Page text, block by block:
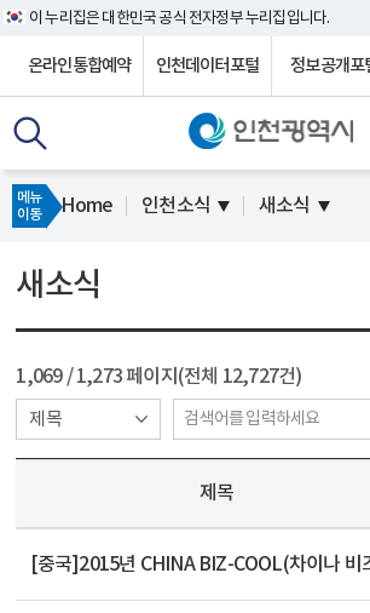
이 누리집은 대한민국 공식 전자정부 누리집입니다.
온라인통합예약 인천데이터포털 정보공개포
메뉴
이동
Home 인천소식 새소식
새소식
1,069/ 1,273 페이지(전체 12,727건)
제목